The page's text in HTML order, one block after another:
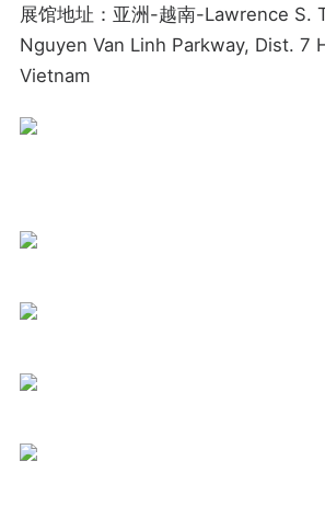
展馆地址：亚洲-越南-Lawrence S.
Nguyen Van Linh Parkway, Dist. 7
Vietnam